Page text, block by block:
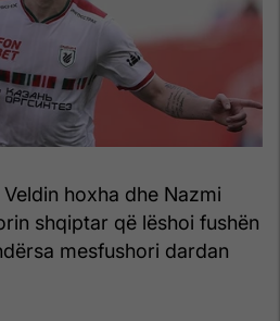
hoxha dhe Nazmi
shqiptar që lëshoi fushën
mesfushori dardan